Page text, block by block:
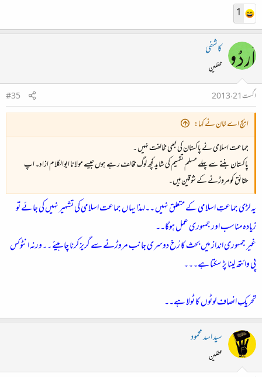
1
کاشفی
محفلین
اگست 21، 2013
#35
ایچ اے خان نے کہا:
جماعت اسلامی نے پاکستان کی کبھی مخالفت نہیں ۔
پاکستان بننے سے پہلے مسلم تقسیم کی شاید کچھ لوگ مخالف رہے ہوں جیسے مولانا ابوالکلام ازاد۔ اپ
حقائق کو مروڑنے کے شوقین ہیں۔
یہ لڑی جماعتِ اسلامی کے متعلق نہیں ۔۔لہذا یہاں جماعت اسلامی کی تشہیر نہیں کی جائے تو
زیادہ مناسب اور جمہوری عمل ہوگا۔۔
غیر جمہوری انداز میں بحث کا رُخ دوسری جانب مروڑنے سے گریز کرنا چاہیئے ۔۔ورنہ انٹوکس
پی وائتھ لینا پڑ سکتا ہے۔۔۔
تحریکِ انصاف لوٹوں کا ٹولا ہے۔۔
سید اسد محمود
محفلین